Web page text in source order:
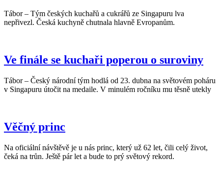
Tábor – Tým českých kuchařů a cukrářů ze Singapuru lva
nepřivezl. Česká kuchyně chutnala hlavně Evropanům.
Ve finále se kuchaři poperou o suroviny
Tábor – Český národní tým hodlá od 23. dubna na světovém poháru
v Singapuru útočit na medaile. V minulém ročníku mu těsně utekly
Věčný princ
Na oficiální návštěvě je u nás princ, který už 62 let, čili celý život,
čeká na trůn. Ještě pár let a bude to prý světový rekord.